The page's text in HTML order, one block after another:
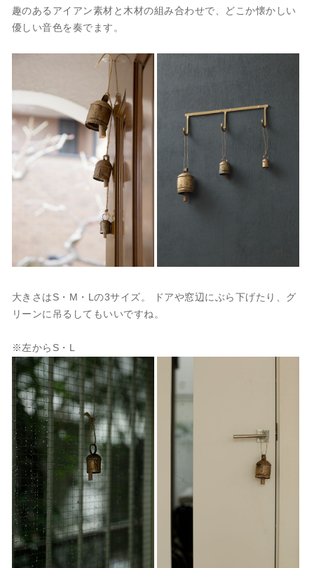
趣のあるアイアン素材と木材の組み合わせで、どこか懐かしい
優しい音色を奏でます。
大きさはS・M・Lの3サイズ。 ドアや窓辺にぶら下げたり、グ
リーンに吊るしてもいいですね。
※左からS・L